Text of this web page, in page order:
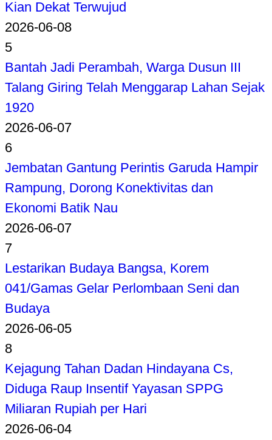
Kian Dekat Terwujud
2026-06-08
5
Bantah Jadi Perambah, Warga Dusun III
Talang Giring Telah Menggarap Lahan Sejak
1920
2026-06-07
6
Jembatan Gantung Perintis Garuda Hampir
Rampung, Dorong Konektivitas dan
Ekonomi Batik Nau
2026-06-07
7
Lestarikan Budaya Bangsa, Korem
041/Gamas Gelar Perlombaan Seni dan
Budaya
2026-06-05
8
Kejagung Tahan Dadan Hindayana Cs,
Diduga Raup Insentif Yayasan SPPG
Miliaran Rupiah per Hari
2026-06-04